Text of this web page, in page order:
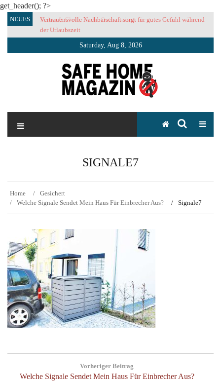
get_header(); ?>
SkipNEUES
Vertrauensvolle Nachbarschaft sorgt für gutes Gefühl während
der Urlaubszeit
Saturday, Aug 8, 2026
SAFE HOME Magazin
SIGNALE7
Home
Gesichert
Welche Signale Sendet Mein Haus Für Einbrecher Aus?
Signale7
Vorheriger Beitrag
Previous
Welche Signale Sendet Mein Haus Für Einbrecher Aus?